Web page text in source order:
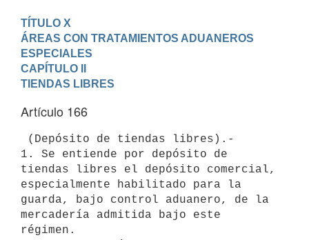
TÍTULO X
ÁREAS CON TRATAMIENTOS ADUANEROS
ESPECIALES
CAPÍTULO II
TIENDAS LIBRES
Artículo 166
1. Se entiende por depósito de
tiendas libres el depósito comercial,
especialmente habilitado para la
guarda, bajo control aduanero, de la
mercadería admitida bajo este
régimen.